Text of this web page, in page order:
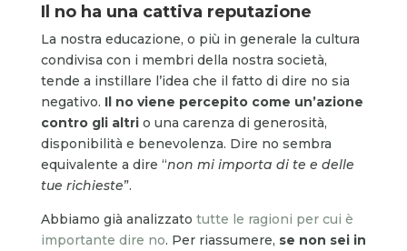
Il no ha una cattiva reputazione
La nostra educazione, o più in generale la cultura
condivisa con i membri della nostra società,
tende a instillare l’idea che il fatto di dire no sia
negativo. Il no viene percepito come un’azione
contro gli altri o una carenza di generosità,
disponibilità e benevolenza. Dire no sembra
equivalente a dire “non mi importa di te e delle
tue richieste”.
Abbiamo già analizzato tutte le ragioni per cui è
importante dire no. Per riassumere, se non sei in